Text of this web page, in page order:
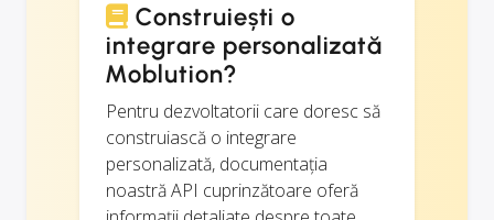
Construiești o
integrare personalizată
Moblution?
Pentru dezvoltatorii care doresc să
construiască o integrare
personalizată, documentația
noastră API cuprinzătoare oferă